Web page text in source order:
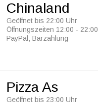
Chinaland
Geöffnet bis 22:00 Uhr
Öffnungszeiten 12:00 - 22:00
PayPal, Barzahlung
Pizza As
Geöffnet bis 23:00 Uhr